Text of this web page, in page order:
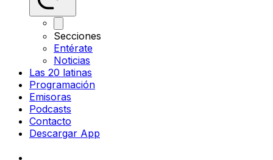
Secciones
Entérate
Noticias
Las 20 latinas
Programación
Emisoras
Podcasts
Contacto
Descargar App